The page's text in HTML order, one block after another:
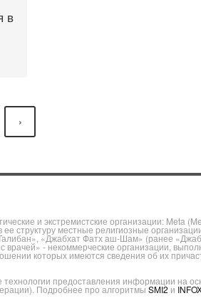
в
›
и экстремистские организации: Meta
структуру местные религиозные
«Джабхат Фатх аш-Шам» (ранее
- некоммерческие организации,
которых имеются сведения об их
предоставления информации на
Подробнее про алгоритмыSMI2 и